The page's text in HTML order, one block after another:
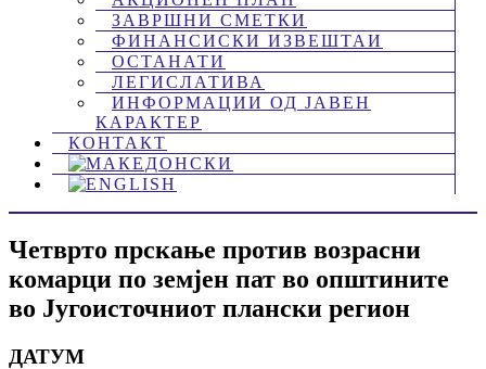
ЗАВРШНИ СМЕТКИ
ФИНАНСИСКИ ИЗВЕШТАИ
ОСТАНАТИ
ЛЕГИСЛАТИВА
ИНФОРМАЦИИ ОД ЈАВЕН
КАРАКТЕР
КОНТАКТ
Четврто прскање против возрасни
комарци по земјен пат во општините
во Југоисточниот плански регион
ДАТУМ